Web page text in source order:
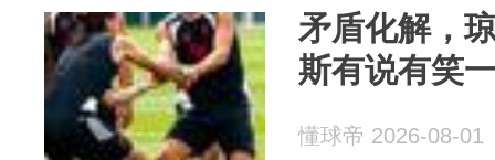
矛盾化解，
斯有说有笑
懂球帝 2026-08-01